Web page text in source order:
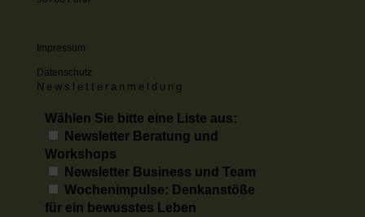
Impressum
Datenschutz
Newsletteranmeldung
Wählen Sie bitte eine Liste aus:
Newsletter Beratung und
Workshops
Newsletter Business und Team
Wochenimpulse: Denkanstöße
für ein bewusstes Leben